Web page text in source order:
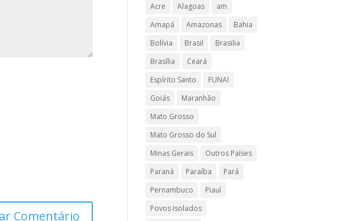
Acre Alagoas
am
Amapá
Amazonas
Bahia
Bolívia
Brasil
Brasilia
Brasília
Ceará
Espírito Santo
FUNAI
Goiás
Maranhão
Mato Grosso
Mato Grosso do Sul
Minas Gerais
Outros Países
Paraná
Paraíba
Pará
Pernambuco
Piauí
Povos Isolados